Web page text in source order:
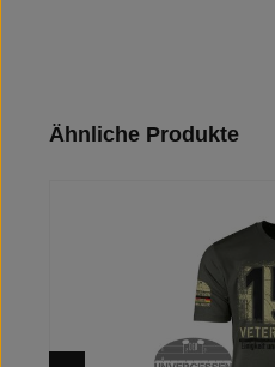
Produktgalerie überspringen
Ähnliche Produkte